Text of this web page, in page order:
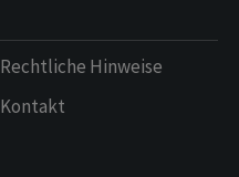
Rechtliche Hinweise
Kontakt